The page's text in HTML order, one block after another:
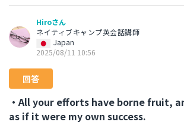
Hiroさん
ネイティブキャンプ英会話講師
Japan
2025/08/11 10:56
回答
・All your efforts have borne fruit,
as if it were my own success.